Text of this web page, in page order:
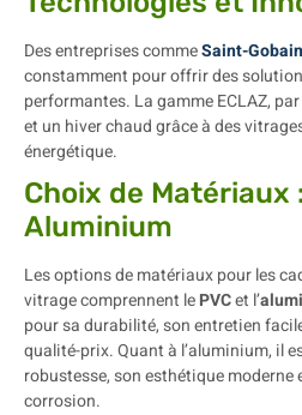
Des entreprises commeSaint-
constamment pour offrir des
performantes. La gamme ECLAZ,
et un hiver chaud grâce à des
énergétique.
Choix de Matériaux
Aluminium
Les options de matériaux pour les
vitrage comprennent lePVCet l’
pour sa durabilité, son entretien
qualité-prix. Quant à l’aluminium, il
robustesse, son esthétique
corrosion.